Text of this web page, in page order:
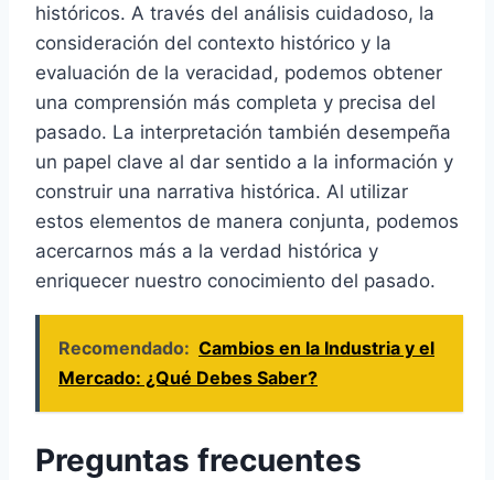
históricos. A través del análisis cuidadoso, la
consideración del contexto histórico y la
evaluación de la veracidad, podemos obtener
una comprensión más completa y precisa del
pasado. La interpretación también desempeña
un papel clave al dar sentido a la información y
construir una narrativa histórica. Al utilizar
estos elementos de manera conjunta, podemos
acercarnos más a la verdad histórica y
enriquecer nuestro conocimiento del pasado.
Recomendado: Cambios en la Industria y el
Mercado: ¿Qué Debes Saber?
Preguntas frecuentes